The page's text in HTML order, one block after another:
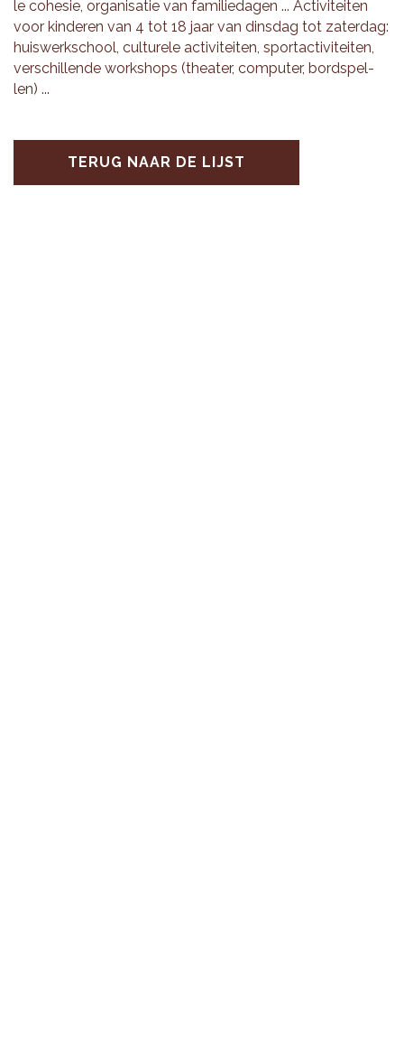
le co­he­sie, or­ga­ni­sa­tie van fa­mi­lie­da­gen ... Ac­ti­vi­tei­ten
voor kin­de­ren van 4 tot 18 jaar van dins­dag tot za­ter­dag:
huis­werk­school, cul­tu­re­le ac­ti­vi­tei­ten, sport­ac­ti­vi­tei­ten,
ver­schil­len­de work­shops (the­a­ter, com­pu­ter, bord­spel­
len) ...
TERUG NAAR DE LIJST